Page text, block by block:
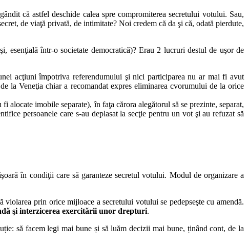
că astfel deschide calea spre compromiterea secretului votului. Sau,
de viaţă privată, de intimitate? Noi credem că da şi că, odată pierdute,
esenţială într-o societate democratică)? Erau 2 lucruri destul de uşor de
acţiuni împotriva referendumului şi nici participarea nu ar mai fi avut
la Veneţia chiar a recomandat expres eliminarea cvorumului de la orice
alocate imobile separate), în faţa cărora alegătorul să se prezinte, separat,
persoanele care s-au deplasat la secţie pentru un vot şi au refuzat să
în condiţii care să garanteze secretul votului. Modul de organizare a
prin orice mijloace a secretului votului se pedepseşte cu amendă.
şi interzicerea exercitării unor drepturi.
să facem legi mai bune și să luăm decizii mai bune, ținând cont, de la